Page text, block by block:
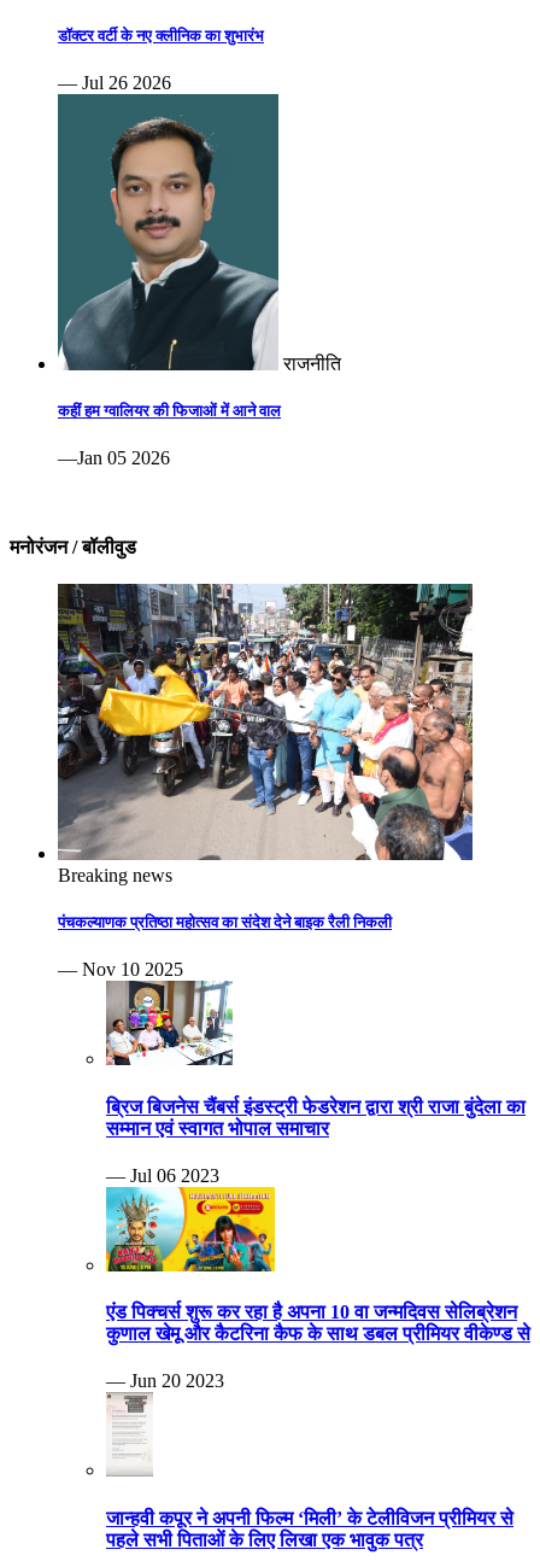
डॉक्टर वर्टी के नए क्लीनिक का शुभारंभ
— Jul 26 2026
राजनीति
कहीं हम ग्वालियर की फिजाओं में आने वाल
—Jan 05 2026
मनोरंजन / बॉलीवुड
Breaking news
पंचकल्याणक प्रतिष्ठा महोत्सव का संदेश देने बाइक रैली निकली
— Nov 10 2025
ब्रिज बिजनेस चैंबर्स इंडस्ट्री फेडरेशन द्वारा श्री राजा बुंदेला का
सम्मान एवं स्वागत भोपाल समाचार
— Jul 06 2023
एंड पिक्चर्स शुरू कर रहा है अपना 10 वा जन्मदिवस सेलिब्रेशन
कुणाल खेमू और कैटरिना कैफ के साथ डबल प्रीमियर वीकेण्ड से
— Jun 20 2023
जान्हवी कपूर ने अपनी फिल्म ‘मिली’ के टेलीविजन प्रीमियर से
पहले सभी पिताओं के लिए लिखा एक भावुक पत्र